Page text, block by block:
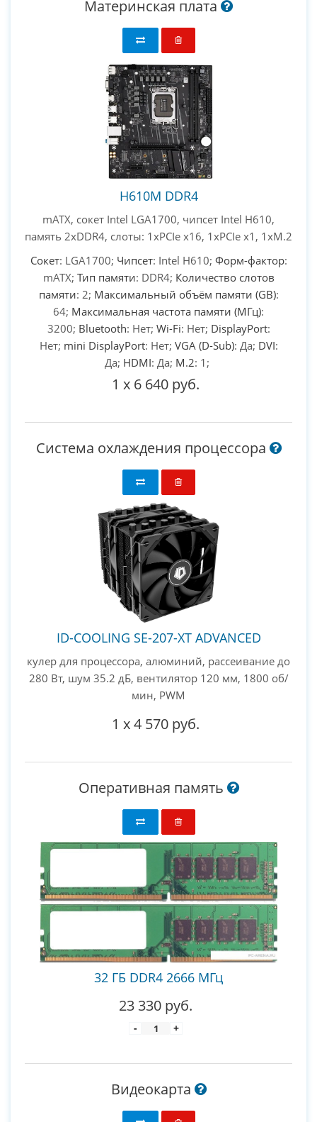
Материнская плата
H610M DDR4
mATX, сокет Intel LGA1700, чипсет Intel H610,
память 2xDDR4, слоты: 1xPCIe x16, 1xPCIe x1, 1xM.2
Сокет: LGA1700; Чипсет: Intel H610; Форм-фактор:
mATX; Тип памяти: DDR4; Количество слотов
памяти: 2; Максимальный объём памяти (GB):
64; Максимальная частота памяти (МГц):
3200; Bluetooth: Нет; Wi-Fi: Нет; DisplayPort:
Нет; mini DisplayPort: Нет; VGA (D-Sub): Да; DVI:
Да; HDMI: Да; M.2: 1;
1 x 6 640 руб.
Система охлаждения процессора
ID-COOLING SE-207-XT ADVANCED
кулер для процессора, алюминий, рассеивание до
280 Вт, шум 35.2 дБ, вентилятор 120 мм, 1800 об/
мин, PWM
1 x4 570 руб.
Оперативная память
32 ГБ DDR4 2666 МГц
23 330 руб.
- +
Видеокарта